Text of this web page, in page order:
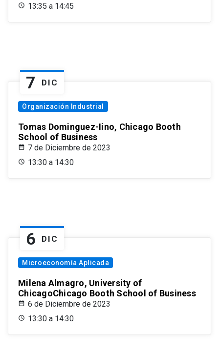
13:35 a 14:45
7 DIC
Organización Industrial
Tomas Dominguez-Iino, Chicago Booth
School of Business
7 de Diciembre de 2023
13:30 a 14:30
6 DIC
Microeconomía Aplicada
Milena Almagro, University of
ChicagoChicago Booth School of Business
6 de Diciembre de 2023
13:30 a 14:30